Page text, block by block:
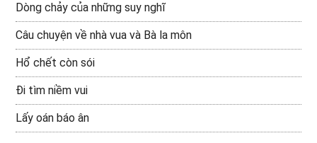
Dòng chảy của những suy nghĩ
Câu chuyện về nhà vua và Bà la môn
Hổ chết còn sói
Đi tìm niềm vui
Lấy oán báo ân